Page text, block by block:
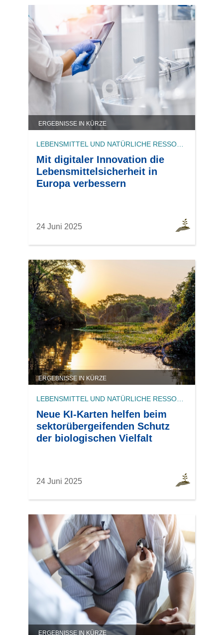
ERGEBNISSE IN KÜRZE
LEBENSMITTEL UND NATÜRLICHE RESSOURCEN
Mit digitaler Innovation die
Lebensmittelsicherheit in
Europa verbessern
24 Juni 2025
ERGEBNISSE IN KÜRZE
LEBENSMITTEL UND NATÜRLICHE RESSOURCEN
Neue KI-Karten helfen beim
sektorübergeifenden Schutz
der biologischen Vielfalt
24 Juni 2025
ERGEBNISSE IN KÜRZE